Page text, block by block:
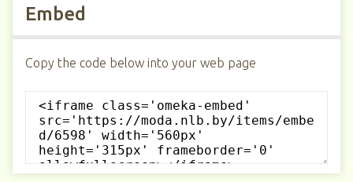
Embed
Copy the code below into your web page